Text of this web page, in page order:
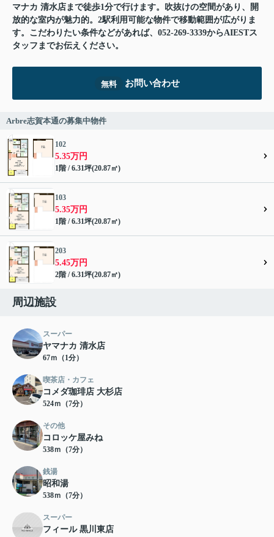
マナカ 清水店まで徒歩1分で行けます。吹抜けの空間があり、開
放的な室内が魅力的。2駅利用可能な物件で移動範囲が広がりま
す。こだわりたい条件などがあれば、052-269-3339からAIESTス
タッフまでお伝えください。
無料 お問い合わせ
Arbre志賀本通の募集中物件
102
5.35万円
1階 / 6.31坪(20.87㎡)
103
5.35万円
1階 / 6.31坪(20.87㎡)
203
5.45万円
2階 / 6.31坪(20.87㎡)
周辺施設
スーパー
ヤマナカ 清水店
67ｍ（1分）
喫茶店・カフェ
コメダ珈琲店 大杉店
524ｍ（7分）
その他
コロッケ屋みね
538ｍ（7分）
銭湯
昭和湯
538ｍ（7分）
スーパー
フィール 黒川東店